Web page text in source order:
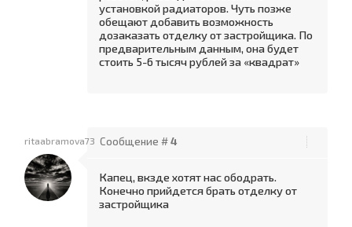
установкой радиаторов. Чуть позже
обещают добавить возможность
дозаказать отделку от застройщика. По
предварительным данным, она будет
стоить 5-6 тысяч рублей за «квадрат»
ritaabramova73 Сообщение #4
Капец, вкзде хотят нас ободрать.
Конечно прийдется брать отделку от
застройщика